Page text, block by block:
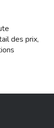
des prix,